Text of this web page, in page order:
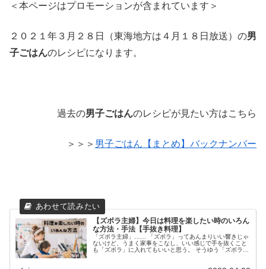
＜本ページはプロモーションが含まれています＞
２０２１年３月２８日（東海地方は４月１８日放送）の男
子ごはんのレシピになります。
過去の男子ごはんのレシピが見たい方はこちら
＞＞＞ 男子ごはん【まとめ】バックナンバー
【ズボラ主婦】今日は料理を楽したい時のいろん
な方法・手法【手抜き料理】
「ズボラ主婦」…… 「ズボラ」ってあんまりいい響きじゃ
ないけど、うまく家事をこなし、いい感じで手を抜くこと
も「ズボラ」に入れてもいいと思う。 そうゆう「ズボラ主